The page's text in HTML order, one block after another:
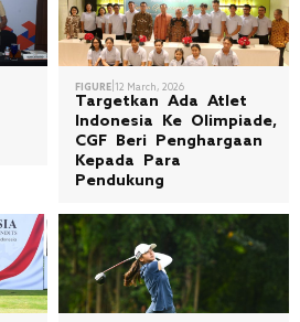
FIGURE|12 March, 2026
Targetkan Ada Atlet
Indonesia Ke Olimpiade,
CGF Beri Penghargaan
Kepada Para
Pendukung